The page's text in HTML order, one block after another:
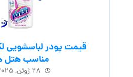
قیمت پودر لباسشویی
مناسب هتل
۲۸ ژوئن, ۲۰۲۵